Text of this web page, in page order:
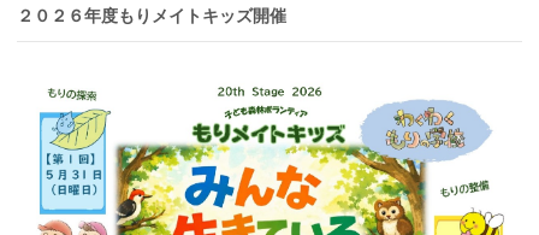
２０２６年度もりメイトキッズ開催